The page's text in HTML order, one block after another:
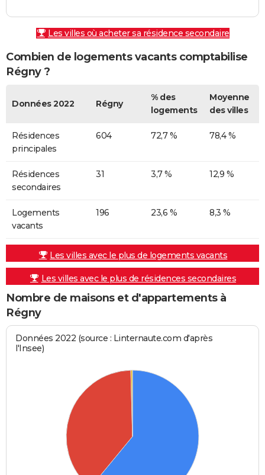
Les villes où acheter sa résidence secondaire
Combien de logements vacants comptabilise
Régny ?
Données 2022 Régny
% des
logements
Moyenne
des villes
Résidences
principales
604 72,7 % 78,4 %
Résidences
secondaires
31 3,7 % 12,9 %
Logements
vacants
196 23,6 % 8,3 %
Les villes avec le plus de logements vacants
Les villes avec le plus de résidences secondaires
Nombre de maisons et d'appartements à
Régny
Données 2022 (source : Linternaute.com d'après
l'Insee)